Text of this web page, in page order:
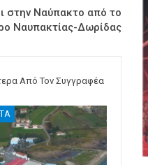
στην Ναύπακτο από το
Ναυπακτίας-Δωρίδας
Από Τον Συγγραφέα